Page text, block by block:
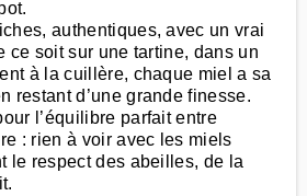
authentiques, avec un vrai
ce soit sur une tartine, dans un
à la cuillère, chaque miel a sa
restant d’une grande finesse.
l’équilibre parfait entre
: rien à voir avec les miels
le respect des abeilles, de la